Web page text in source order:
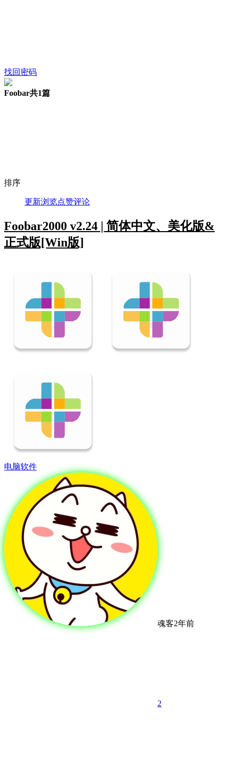
找回密码
Foobar共1篇
排序
更新浏览点赞评论
Foobar2000 v2.24 | 简体中文、美化版&
正式版[Win版]
电脑软件
魂客2年前
2